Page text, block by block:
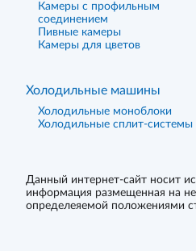
Камеры с профильным
соединением
Пивные камеры
Камеры для цветов
Холодильные машины
Холодильные моноблоки
Холодильные сплит-системы
Данный интернет-сайт носит
информация размещенная на
определеяемой положениями